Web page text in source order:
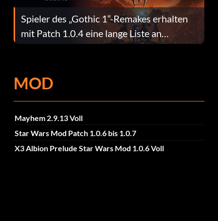
Spieler des „Gothic 1“-Remakes erhalten
mit Patch 1.0.4 eine lange Liste an
Fehlerbehebungen
MOD
Mayhem 2.9.13 Voll
Star Wars Mod Patch 1.0.6 bis 1.0.7
X3 Albion Prelude Star Wars Mod 1.0.6 Voll